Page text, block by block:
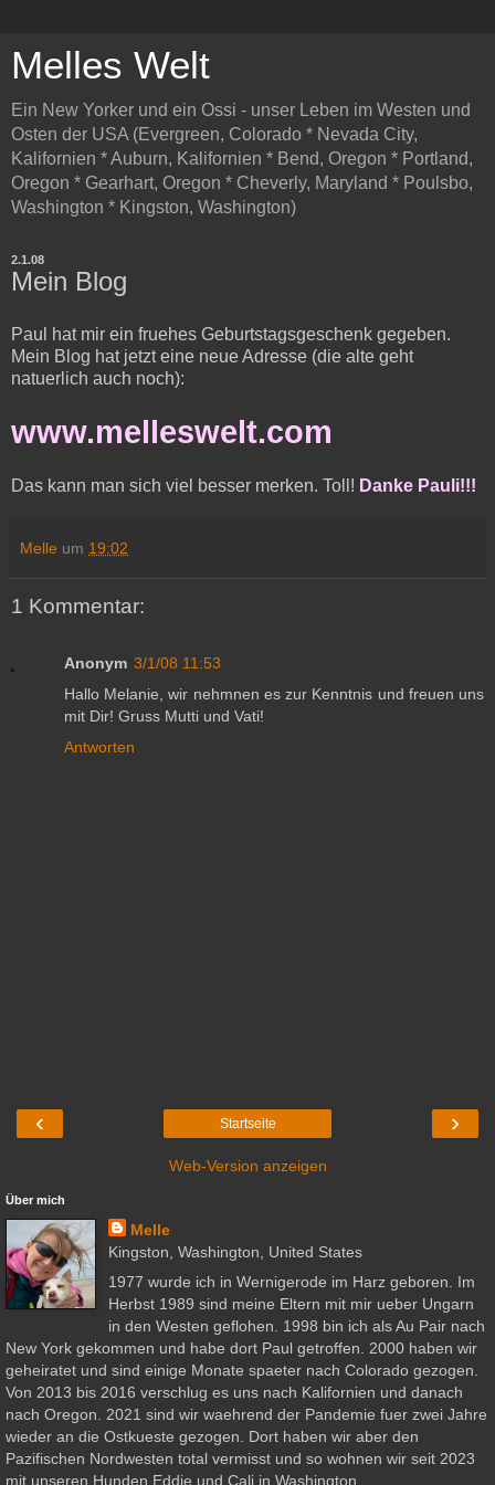
Melles Welt
Ein New Yorker und ein Ossi - unser Leben im Westen und
Osten der USA (Evergreen, Colorado * Nevada City,
Kalifornien * Auburn, Kalifornien * Bend, Oregon * Portland,
Oregon * Gearhart, Oregon * Cheverly, Maryland * Poulsbo,
Washington * Kingston, Washington)
2.1.08
Mein Blog
Paul hat mir ein fruehes Geburtstagsgeschenk gegeben.
Mein Blog hat jetzt eine neue Adresse (die alte geht
natuerlich auch noch):
www.melleswelt.com
Das kann man sich viel besser merken. Toll! Danke Pauli!!!
Melle um 19:02
1 Kommentar:
Anonym 3/1/08 11:53
Hallo Melanie, wir nehmnen es zur Kenntnis und freuen uns
mit Dir! Gruss Mutti und Vati!
Antworten
‹ ›
Startseite
Web-Version anzeigen
Über mich
Melle
Kingston, Washington, United States
1977 wurde ich in Wernigerode im Harz geboren. Im
Herbst 1989 sind meine Eltern mit mir ueber Ungarn
in den Westen geflohen. 1998 bin ich als Au Pair nach
New York gekommen und habe dort Paul getroffen. 2000 haben wir
geheiratet und sind einige Monate spaeter nach Colorado gezogen.
Von 2013 bis 2016 verschlug es uns nach Kalifornien und danach
nach Oregon. 2021 sind wir waehrend der Pandemie fuer zwei Jahre
wieder an die Ostkueste gezogen. Dort haben wir aber den
Pazifischen Nordwesten total vermisst und so wohnen wir seit 2023
mit unseren Hunden Eddie und Cali in Washington.